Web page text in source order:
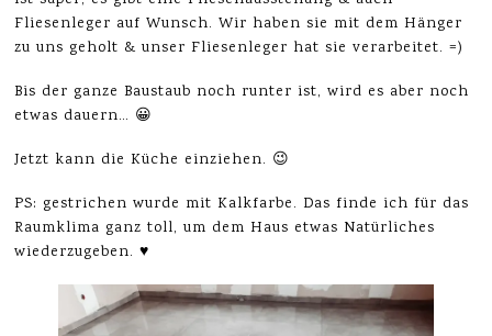
Fliesenleger auf Wunsch. Wir haben sie mit dem Hänger
zu uns geholt & unser Fliesenleger hat sie verarbeitet. =)
Bis der ganze Baustaub noch runter ist, wird es aber noch
etwas dauern… 😀
Jetzt kann die Küche einziehen. 😉
PS: gestrichen wurde mit Kalkfarbe. Das finde ich für das
Raumklima ganz toll, um dem Haus etwas Natürliches
wiederzugeben. ♥